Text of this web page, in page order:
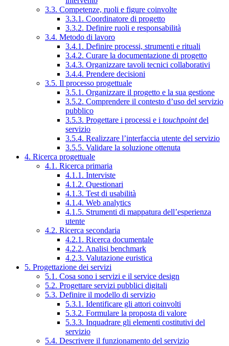
3.3. Competenze, ruoli e figure coinvolte
3.3.1. Coordinatore di progetto
3.3.2. Definire ruoli e responsabilità
3.4. Metodo di lavoro
3.4.1. Definire processi, strumenti e rituali
3.4.2. Curare la documentazione di progetto
3.4.3. Organizzare tavoli tecnici collaborativi
3.4.4. Prendere decisioni
3.5. Il processo progettuale
3.5.1. Organizzare il progetto e la sua gestione
3.5.2. Comprendere il contesto d’uso del servizio
pubblico
3.5.3. Progettare i processi e i touchpointdel
servizio
3.5.4. Realizzare l’interfaccia utente del servizio
3.5.5. Validare la soluzione ottenuta
4. Ricerca progettuale
4.1. Ricerca primaria
4.1.1. Interviste
4.1.2. Questionari
4.1.3. Test di usabilità
4.1.4. Web analytics
4.1.5. Strumenti di mappatura dell’esperienza
utente
4.2. Ricerca secondaria
4.2.1. Ricerca documentale
4.2.2. Analisi benchmark
4.2.3. Valutazione euristica
5. Progettazione dei servizi
5.1. Cosa sono i servizi e il service design
5.2. Progettare servizi pubblici digitali
5.3. Definire il modello di servizio
5.3.1. Identificare gli attori coinvolti
5.3.2. Formulare la proposta di valore
5.3.3. Inquadrare gli elementi costitutivi del
servizio
5.4. Descrivere il funzionamento del servizio